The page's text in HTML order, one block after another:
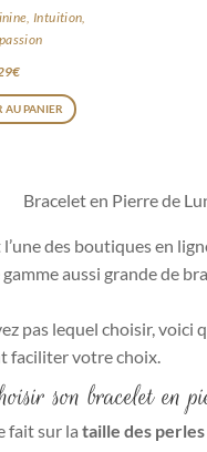
Intuition,
€
AU PANIER
Bracelet en Pierre de
des boutiques en
aussi grande de
pas lequel choisir, voici
faciliter votre choix.
son bracelet en
fait sur lataille des